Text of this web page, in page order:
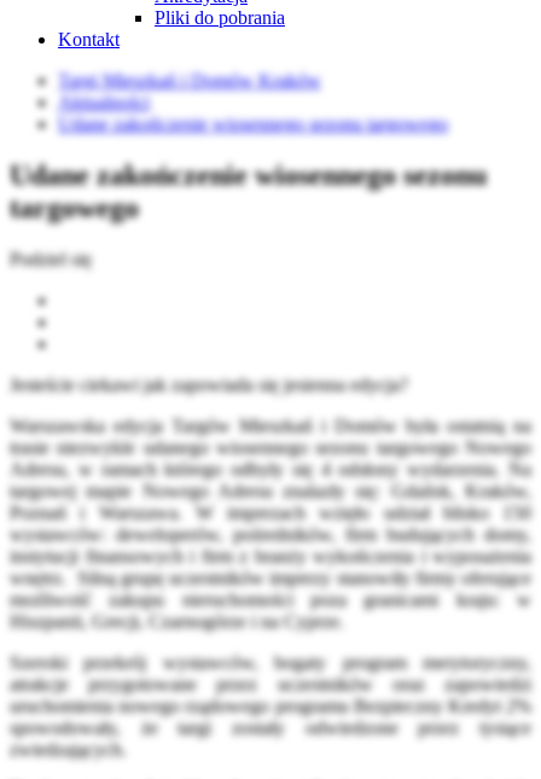
Pliki do pobrania
Kontakt
Targi Mieszkań i Domów Kraków
Aktualności
Udane zakończenie wiosennego sezonu targowego
Udane zakończenie wiosennego sezonu
targowego
Podziel się
Jesteście ciekawi jak zapowiada się jesienna edycja?
Warszawska edycja Targów Mieszkań i Domów była ostatnią na
trasie niezwykle udanego wiosennego sezonu targowego Nowego
Adresu, w ramach którego odbyły się 4 odsłony wydarzenia. Na
targowej mapie Nowego Adresu znalazły się: Gdańsk, Kraków,
Poznań i Warszawa. W imprezach wzięło udział blisko 150
wystawców: deweloperów, pośredników, firm budujących domy,
instytucji finansowych i firm z branży wykończenia i wyposażenia
wnętrz. Silną grupę uczestników imprezy stanowiły firmy oferujące
możliwość zakupu nieruchomości poza granicami kraju: w
Hiszpanii, Grecji, Czarnogórze i na Cyprze.
Szeroki przekrój wystawców, bogaty program merytoryczny,
atrakcje przygotowane przez uczestników oraz zapowiedzi
uruchomienia nowego rządowego programu Bezpieczny Kredyt 2%
spowodowały, że targi zostały odwiedzone przez tysiące
zwiedzających.